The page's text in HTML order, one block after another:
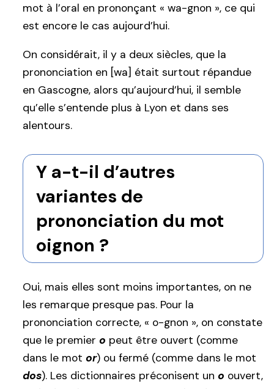
mot à l’oral en prononçant « wa-gnon », ce qui
est encore le cas aujourd’hui.
On considérait, il y a deux siècles, que la
prononciation en [wa] était surtout répandue
en Gascogne, alors qu’aujourd’hui, il semble
qu’elle s’entende plus à Lyon et dans ses
alentours.
Y a-t-il d’autres
variantes de
prononciation du mot
oignon ?
Oui, mais elles sont moins importantes, on ne
les remarque presque pas. Pour la
prononciation correcte, « o-gnon », on constate
que le premier o peut être ouvert (comme
dans le mot or) ou fermé (comme dans le mot
dos). Les dictionnaires préconisent un o ouvert,